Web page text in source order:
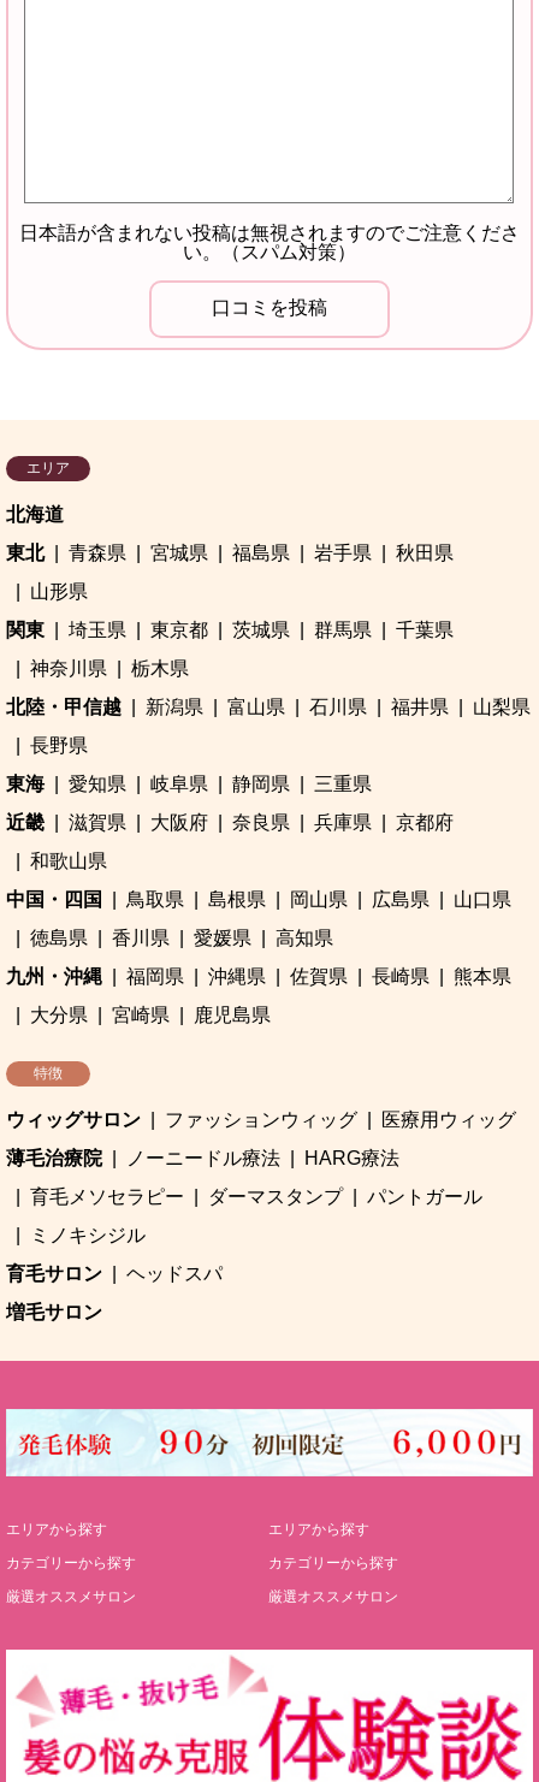
日本語が含まれない投稿は無視されますのでご注意くださ
い。（スパム対策）
エリア
北海道
東北
青森県 宮城県 福島県 岩手県
秋田県
山形県
関東
埼玉県 東京都 茨城県 群馬県
千葉県
神奈川県
栃木県
北陸・甲信越
新潟県 富山県 石川県 福井県
山梨県
長野県
東海
愛知県 岐阜県 静岡県
三重県
近畿
滋賀県 大阪府 奈良県 兵庫県
京都府
和歌山県
中国・四国
鳥取県 島根県 岡山県 広島県
山口県
徳島県
香川県 愛媛県
高知県
九州・沖縄
福岡県 沖縄県 佐賀県 長崎県
熊本県
大分県
宮崎県 鹿児島県
特徴
ウィッグサロン ファッションウィッグ
医療用ウィッグ
薄毛治療院
ノーニードル療法
HARG療法
育毛メソセラピー
ダーマスタンプ
パントガール
ミノキシジル
育毛サロン
ヘッドスパ
増毛サロン
エリアから探す
カテゴリーから探す
厳選オススメサロン
エリアから探す
カテゴリーから探す
厳選オススメサロン